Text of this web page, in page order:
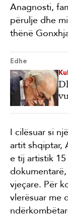
Anagnosti,
përulje dhe
thënë
Edhe
I cilësuar si
artit shqiptar,
e tij artistik
vjeçare. Për
vlerësuar me